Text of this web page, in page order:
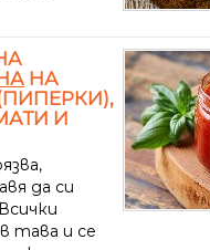
НА
И
да си
тава и се